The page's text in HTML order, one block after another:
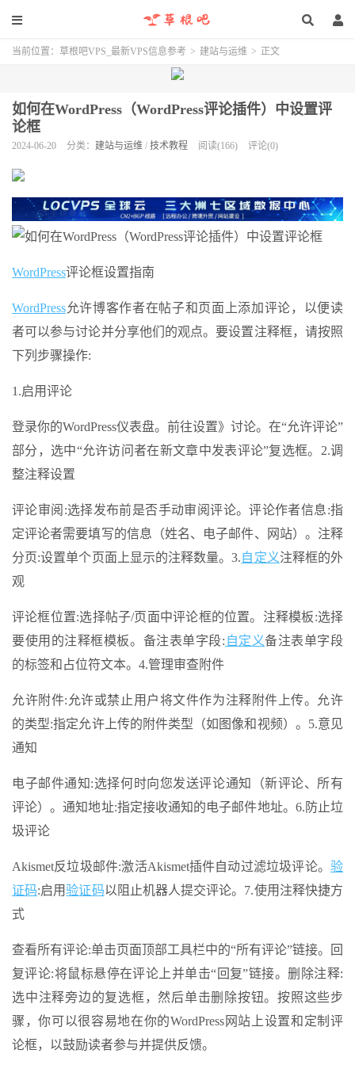
当前位置： 草根吧VPS_最新VPS信息参考 > 建站与运维 > 正文
如何在WordPress（WordPress评论插件）中设置评
论框
2024-06-20 分类： 建站与运维 / 技术教程 阅读(166) 评论(0)
WordPress评论框设置指南
WordPress允许博客作者在帖子和页面上添加评论，以便读
者可以参与讨论并分享他们的观点。要设置注释框，请按照
下列步骤操作:
1.启用评论
登录你的WordPress仪表盘。前往设置》讨论。在“允许评论”
部分，选中“允许访问者在新文章中发表评论”复选框。2.调
整注释设置
评论审阅:选择发布前是否手动审阅评论。评论作者信息:指
定评论者需要填写的信息（姓名、电子邮件、网站）。注释
分页:设置单个页面上显示的注释数量。3.自定义注释框的外
观
评论框位置:选择帖子/页面中评论框的位置。注释模板:选择
要使用的注释框模板。备注表单字段: 自定义备注表单字段
的标签和占位符文本。4.管理审查附件
允许附件:允许或禁止用户将文件作为注释附件上传。允许
的类型:指定允许上传的附件类型（如图像和视频）。5.意见
通知
电子邮件通知:选择何时向您发送评论通知（新评论、所有
评论）。通知地址:指定接收通知的电子邮件地址。6.防止垃
圾评论
Akismet反垃圾邮件:激活Akismet插件自动过滤垃圾评论。 验
证码:启用验证码以阻止机器人提交评论。7.使用注释快捷方
式
查看所有评论:单击页面顶部工具栏中的“所有评论”链接。回
复评论:将鼠标悬停在评论上并单击“回复”链接。删除注释:
选中注释旁边的复选框，然后单击删除按钮。按照这些步
骤，你可以很容易地在你的WordPress网站上设置和定制评
论框，以鼓励读者参与并提供反馈。